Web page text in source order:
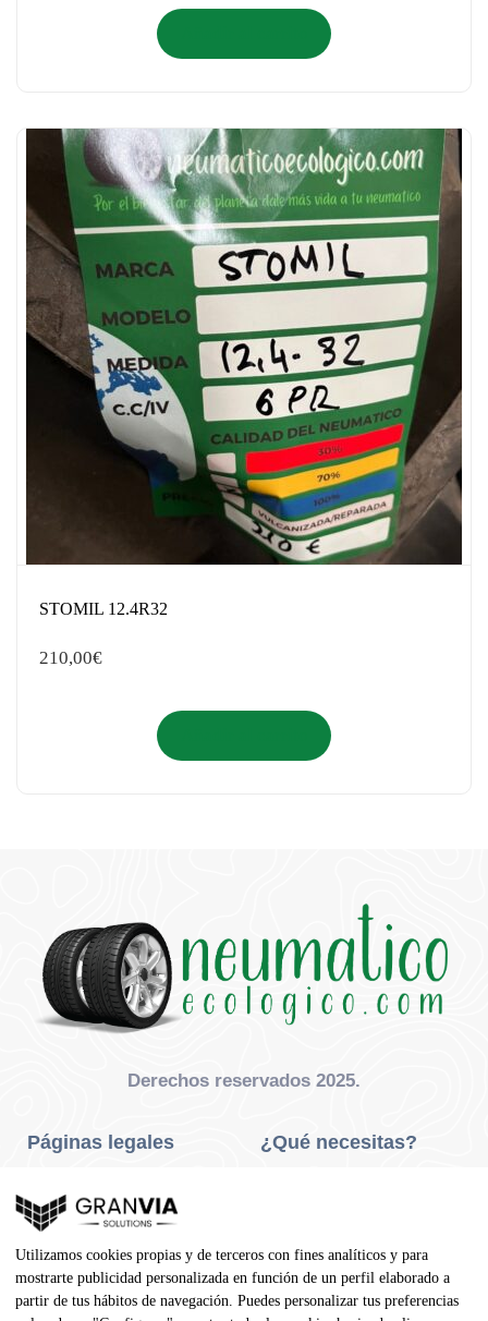
STOMIL 12.4R32
210,00€
Derechos reservados 2025.
Páginas legales
Privacidad Y Cookies
Aviso Legal
Condiciones De Compra
Contacto
¿Qué necesitas?
Neumáticos Agrícola
Utilizamos cookies propias y de terceros con fines analíticos y para
mostrarte publicidad personalizada en función de un perfil elaborado a
partir de tus hábitos de navegación. Puedes personalizar tus preferencias